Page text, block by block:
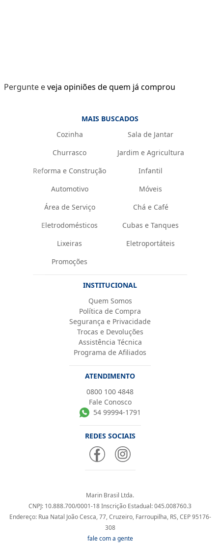
Pergunte e veja opiniões de quem já comprou
MAIS BUSCADOS
Cozinha
Sala de Jantar
Churrasco
Jardim e Agricultura
Reforma e Construção
Infantil
Automotivo
Móveis
Área de Serviço
Chá e Café
Eletrodomésticos
Cubas e Tanques
Lixeiras
Eletroportáteis
Promoções
INSTITUCIONAL
Quem Somos
Política de Compra
Segurança e Privacidade
Trocas e Devoluções
Assistência Técnica
Programa de Afiliados
ATENDIMENTO
0800 100 4848
Fale Conosco
54 99994-1791
REDES SOCIAIS
Marin Brasil Ltda.
CNPJ: 10.888.700/0001-18 Inscrição Estadual: 045.008760.3
Endereço: Rua Natal João Cesca, 77, Cruzeiro, Farroupilha, RS, CEP 95176-
308
fale com a gente